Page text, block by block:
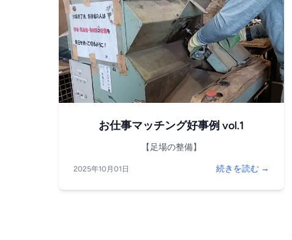
お仕事マッチング好事例 vol.1
【足場の整備】
2025年10月01日 続きを読む →